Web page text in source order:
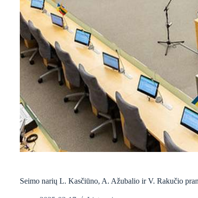
Seimo narių L. Kasčiūno, A. Ažubalio ir V. Rakučio